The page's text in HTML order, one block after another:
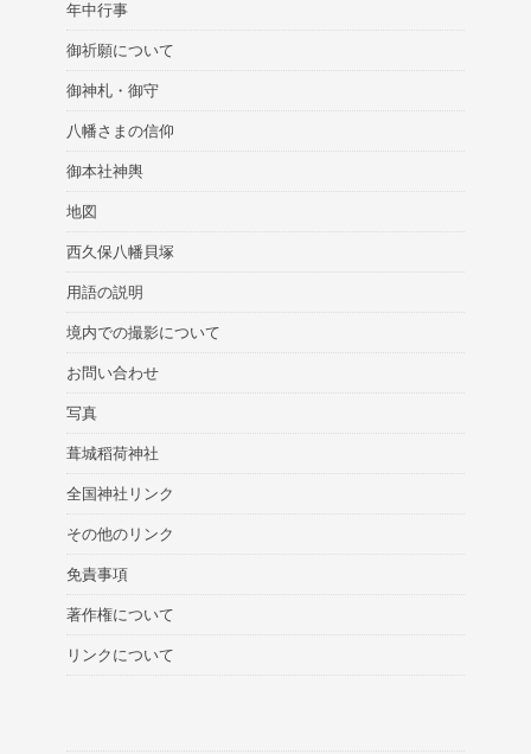
年中行事
御祈願について
御神札・御守
八幡さまの信仰
御本社神輿
地図
西久保八幡貝塚
用語の説明
境内での撮影について
お問い合わせ
写真
葺城稻荷神社
全国神社リンク
その他のリンク
免責事項
著作権について
リンクについて